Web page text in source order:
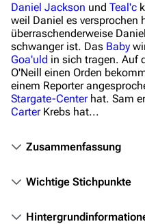
Stargate
Stargate
Stargate-
Filme
Das
Themenportal
Völker
Orte
Daniel Jackson und Teal'c
weil Daniel es versprochen
überraschenderweise
schwanger ist. Das Baby
Goa'uld in sich tragen. Auf
O'Neill einen Orden
einem Reporter
Stargate-Centerhat. Sam
CarterKrebs hat...
Zusammenfassung
Wichtige Stichpunkte